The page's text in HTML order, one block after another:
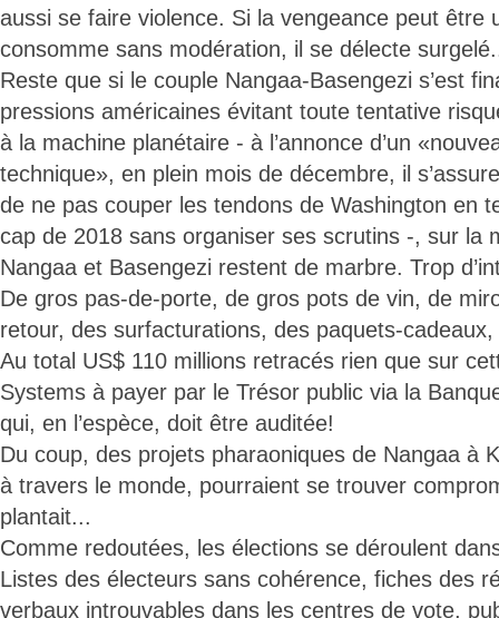
aussi se faire violence. Si la vengeance peut être
consomme sans modération, il se délecte
Reste que si le couple Nangaa-Basengezi s’est
pressions américaines évitant toute tentative
à la machine planétaire - à l’annonce d’un
technique», en plein mois de décembre, il
de ne pas couper les tendons de Washington en
cap de 2018 sans organiser ses scrutins -, sur la
Nangaa et Basengezi restent de marbre. Trop
De gros pas-de-porte, de gros pots de vin, de
retour, des surfacturations, des paquets-
Au total US$ 110 millions retracés rien que sur
Systems à payer par le Trésor public via la
qui, en l’espèce, doit être auditée!
Du coup, des projets pharaoniques de Nangaa à
à travers le monde, pourraient se trouver
plantait...
Comme redoutées, les élections se déroulent
Listes des électeurs sans cohérence, fiches des
verbaux introuvables dans les centres de vote,